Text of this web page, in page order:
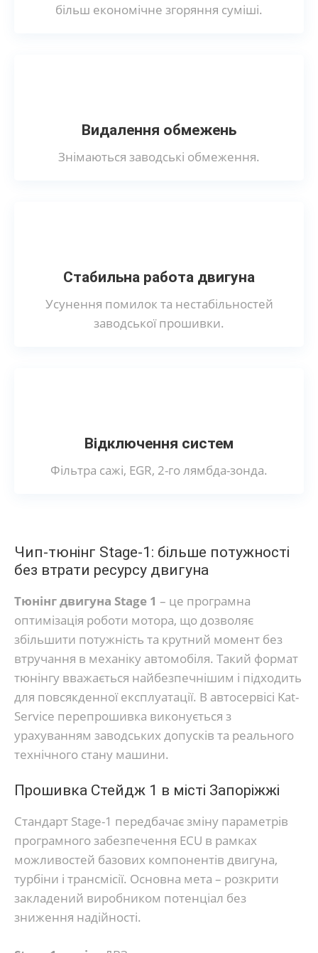
більш економічне згоряння суміші.
Видалення обмежень
Знімаються заводські обмеження.
Стабильна работа двигуна
Усунення помилок та нестабільностей
заводської прошивки.
Відключення систем
Фільтра сажі, EGR, 2-го лямбда-зонда.
Чип-тюнінг Stage-1: більше потужності
без втрати ресурсу двигуна
Тюнінг двигуна Stage 1 – це програмна
оптимізація роботи мотора, що дозволяє
збільшити потужність та крутний момент без
втручання в механіку автомобіля. Такий формат
тюнінгу вважається найбезпечнішим і підходить
для повсякденної експлуатації. В автосервісі Kat-
Service перепрошивка виконується з
урахуванням заводських допусків та реального
технічного стану машини.
Прошивка Стейдж 1 в місті Запоріжжі
Стандарт Stage-1 передбачає зміну параметрів
програмного забезпечення ECU в рамках
можливостей базових компонентів двигуна,
турбіни і трансмісії. Основна мета – розкрити
закладений виробником потенціал без
зниження надійності.